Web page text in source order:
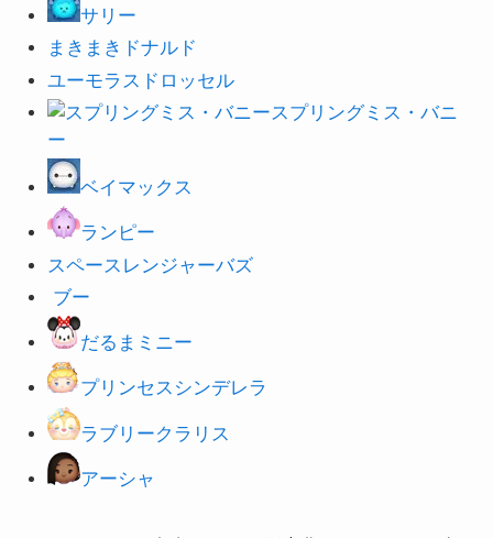
サリー
まきまきドナルド
ユーモラスドロッセル
スプリングミス・バニ
ー
ベイマックス
ランピー
スペースレンジャーバズ
ブー
だるまミニー
プリンセスシンデレラ
ラブリークラリス
アーシャ